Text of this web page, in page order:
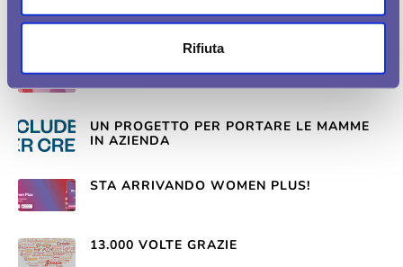
Rifiuta
UN PROGETTO PER PORTARE LE MAMME
IN AZIENDA
STA ARRIVANDO WOMEN PLUS!
13.000 VOLTE GRAZIE